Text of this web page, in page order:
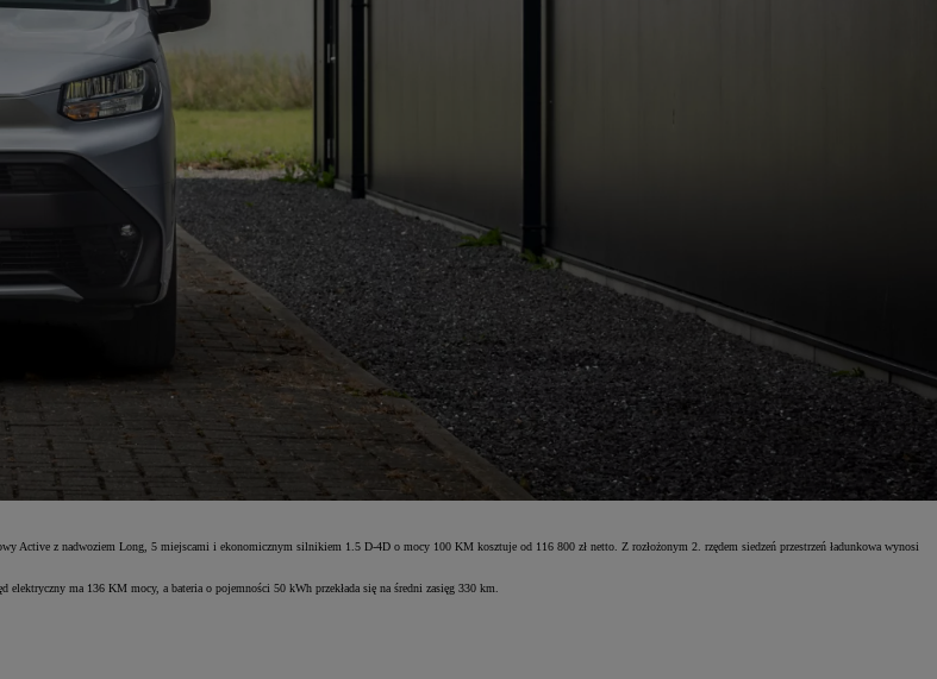
Active z nadwoziem Long, 5 miejscami i ekonomicznym silnikiem 1.5 D-4D o mocy 100 KM kosztuje od 116 800 zł netto. Z rozłożonym 2. rzędem siedzeń przestrzeń ładunkowa wynosi
ma 136 KM mocy, a bateria o pojemności 50 kWh przekłada się na średni zasięg 330 km.